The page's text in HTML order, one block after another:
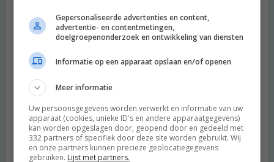
pluspunt dat het vegan is). Dankjewel voor de tip! :)
Beantwoorden
schreef:
Thanks for the tip! Die gaat op mijn lijstje :)
Beantwoorden
Farahschreef:
Gepersonaliseerde advertenties en content,
advertentie- en contentmetingen,
doelgroepenonderzoek en ontwikkeling van diensten
Informatie op een apparaat opslaan en/of openen
Meer informatie
Uw persoonsgegevens worden verwerkt en informatie van uw
apparaat (cookies, unieke ID's en andere apparaatgegevens)
kan worden opgeslagen door, geopend door en gedeeld met
332 partners of specifiek door deze site worden gebruikt. Wij
en onze partners kunnen precieze geolocatiegegevens
gebruiken. Lijst met partners.